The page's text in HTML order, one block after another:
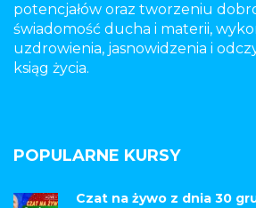
potencjałów oraz tworzeniu
świadomość ducha i materii,
uzdrowienia, jasnowidzenia i
ksiąg życia.
POPULARNE KURSY
Czat na żywo z dnia 30